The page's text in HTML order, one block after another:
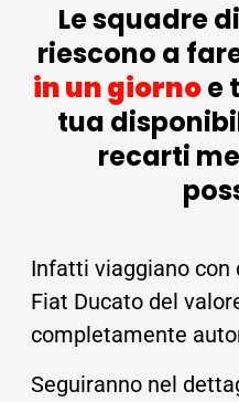
Le squadre
riescono a
in un giornoe
tua
recarti
Infatti viaggiano
Fiat Ducato del
completamente
Seguiranno nel